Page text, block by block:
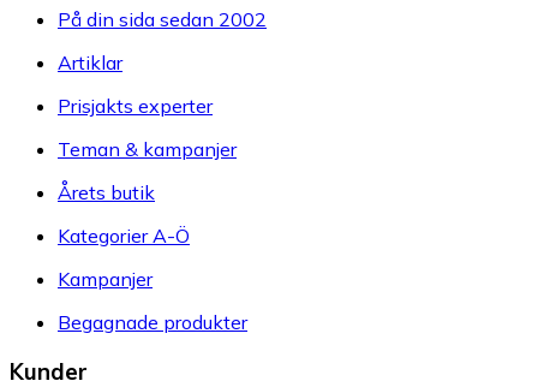
På din sida sedan 2002
Artiklar
Prisjakts experter
Teman & kampanjer
Årets butik
Kategorier A-Ö
Kampanjer
Begagnade produkter
Kunder